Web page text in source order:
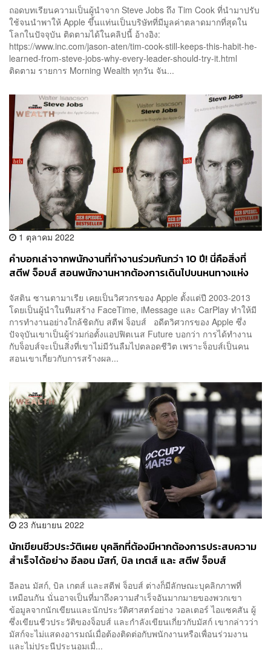
ถอดบทเรียนความเป็นผู้นำจาก Steve Jobs ถึง Tim Cook ที่นำมาปรับ
ใช้จนนำพาให้ Apple ขึ้นแท่นเป็นบริษัทที่มีมูลค่าตลาดมากที่สุดใน
โลกในปัจจุบัน ติดตามได้ในคลิปนี้ อ้างอิง:
https://www.inc.com/jason-aten/tim-cook-still-keeps-this-habit-he-
learned-from-steve-jobs-why-every-leader-should-try-it.html
ติดตาม รายการ Morning Wealth ทุกวัน จัน...
1 ตุลาคม 2022
คำบอกเล่าจากพนักงานที่ทำงานร่วมกันกว่า 10 ปี! นี่คือสิ่งที่
สตีฟ จ็อบส์ สอนพนักงานหากต้องการเดินไปบนหนทางแห่ง
จัสติน ซานตามาเรีย เคยเป็นวิศวกรของ Apple ตั้งแต่ปี 2003-2013
โดยเป็นผู้นำในทีมสร้าง FaceTime, iMessage และ CarPlay ทำให้มี
การทำงานอย่างใกล้ชิดกับ สตีฟ จ็อบส์ อดีตวิศวกรของ Apple ซึ่ง
ปัจจุบันเขาเป็นผู้ร่วมก่อตั้งแอปฟิตเนส Future บอกว่า การได้ทำงาน
กับจ็อบส์จะเป็นสิ่งที่เขาไม่มีวันลืมไปตลอดชีวิต เพราะจ็อบส์เป็นคน
สอนเขาเกี่ยวกับการสร้างผล...
23 กันยายน 2022
นักเขียนชีวประวัติเผย บุคลิกที่ต้องมีหากต้องการประสบความ
สำเร็จได้อย่าง อีลอน มัสก์, บิล เกตส์ และ สตีฟ จ็อบส์
อีลอน มัสก์, บิล เกตส์ และสตีฟ จ็อบส์ ต่างก็มีลักษณะบุคลิกภาพที่
เหมือนกัน นั่นอาจเป็นที่มาถึงความสำเร็จอันมากมายของพวกเขา
ข้อมูลจากนักเขียนและนักประวัติศาสตร์อย่าง วอลเตอร์ ไอแซคสัน ผู้
ซึ่งเขียนชีวประวัติของจ็อบส์ และกำลังเขียนเกี่ยวกับมัสก์ เขากล่าวว่า
มัสก์จะไม่แสดงอารมณ์เมื่อต้องติดต่อกับพนักงานหรือเพื่อนร่วมงาน
และไม่ประนีประนอมเมื่...